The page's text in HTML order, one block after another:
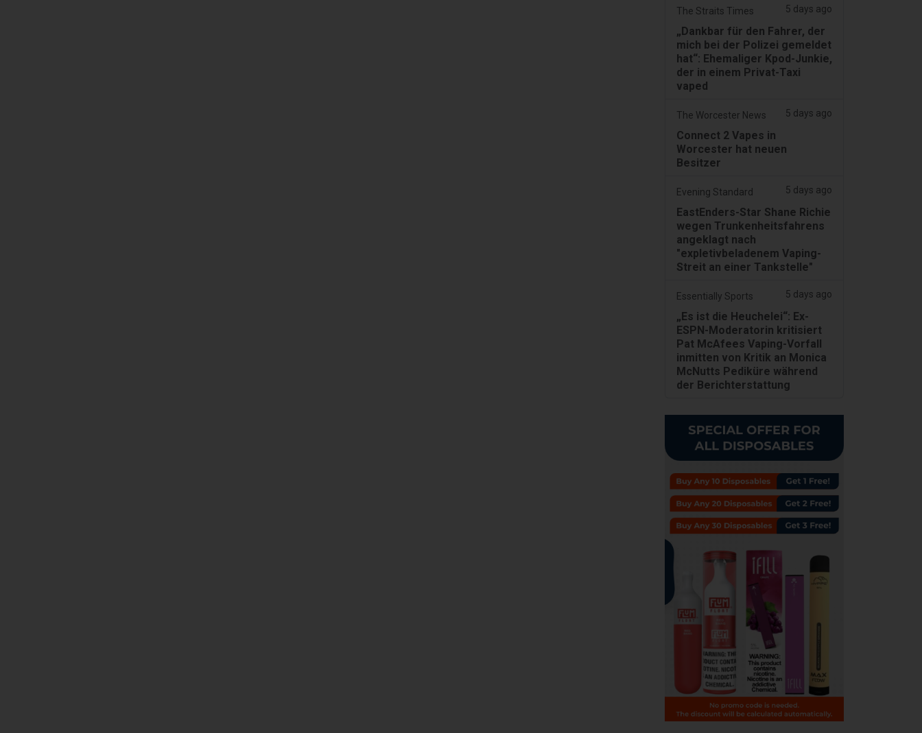
The Straits Times 5 days ago
„Dankbar für den Fahrer, der
mich bei der Polizei gemeldet
hat“: Ehemaliger Kpod-Junkie,
der in einem Privat-Taxi
vaped
The Worcester News 5 days ago
Connect 2 Vapes in
Worcester hat neuen
Besitzer
Evening Standard 5 days ago
EastEnders-Star Shane Richie
wegen Trunkenheitsfahrens
angeklagt nach
"expletivbeladenem Vaping-
Streit an einer Tankstelle"
Essentially Sports 5 days ago
„Es ist die Heuchelei“: Ex-
ESPN-Moderatorin kritisiert
Pat McAfees Vaping-Vorfall
inmitten von Kritik an Monica
McNutts Pediküre während
der Berichterstattung